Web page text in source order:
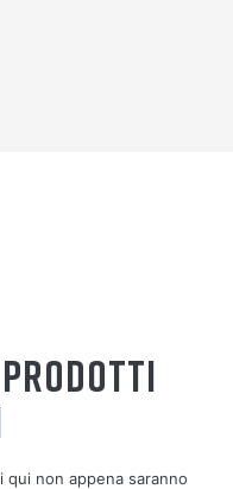
non appena saranno